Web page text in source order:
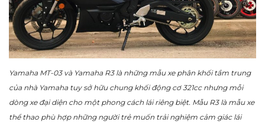
Yamaha MT-03 và Yamaha R3 là những mẫu xe phân khối tầm trung
của nhà Yamaha tuy sở hữu chung khối động cơ 321cc nhưng mỗi
dòng xe đại diện cho một phong cách lái riêng biệt. Mẫu R3 là mẫu xe
thể thao phù hợp những người trẻ muốn trải nghiệm cảm giác lái